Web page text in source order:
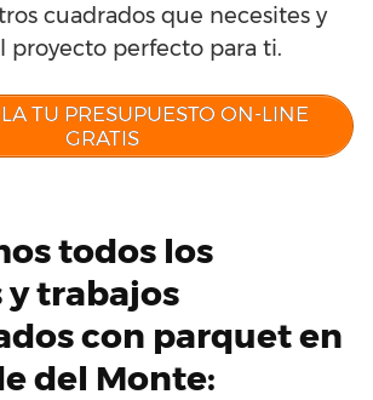
cuadrados que necesites y
proyecto perfecto para ti.
TU PRESUPUESTO ON-LINE
GRATIS
todos los
y trabajos
con parquet en
del Monte: